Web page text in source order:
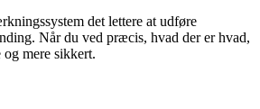
det lettere at udføre
Når du ved præcis, hvad der er hvad,
mere sikkert.